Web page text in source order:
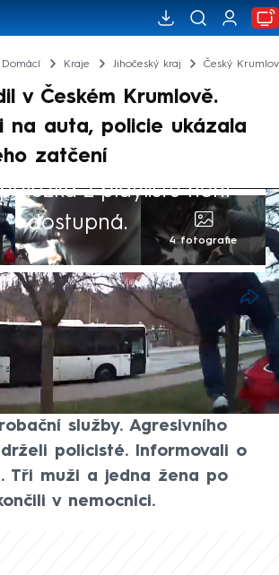
Domácí Kraje Jihočeský kraj Český Krumlov
v Českém Krumlově.
na auta, policie ukázala
zatčení
z playlistu není
dostupná.
4 fotografie
• 1. dub 2026, 15:59
drog ve středu v Českém
několik lidí. Zaútočil
svou příbuznou nebo
služby. Agresivního
policisté. Informovali o
Tři muži a jedna žena po
v nemocnici.